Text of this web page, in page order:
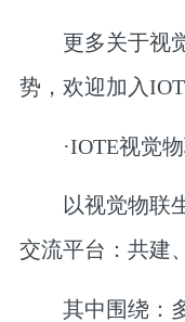
更多关于视觉
势，欢迎加入
·IOTE视觉
以视觉物联生
交流平台：共建
其中围绕：多